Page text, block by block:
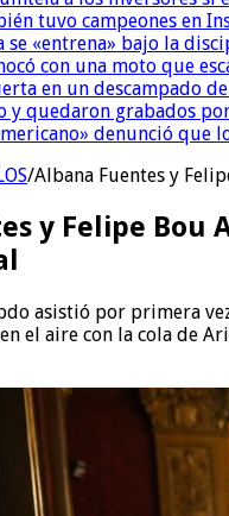
tuvo campeones en
se «entrena» bajo la
con una moto que
en un descampado
y quedaron grabados
denunció que
/Albana Fuentes y
y Felipe
asistió por primera
el aire con la cola de